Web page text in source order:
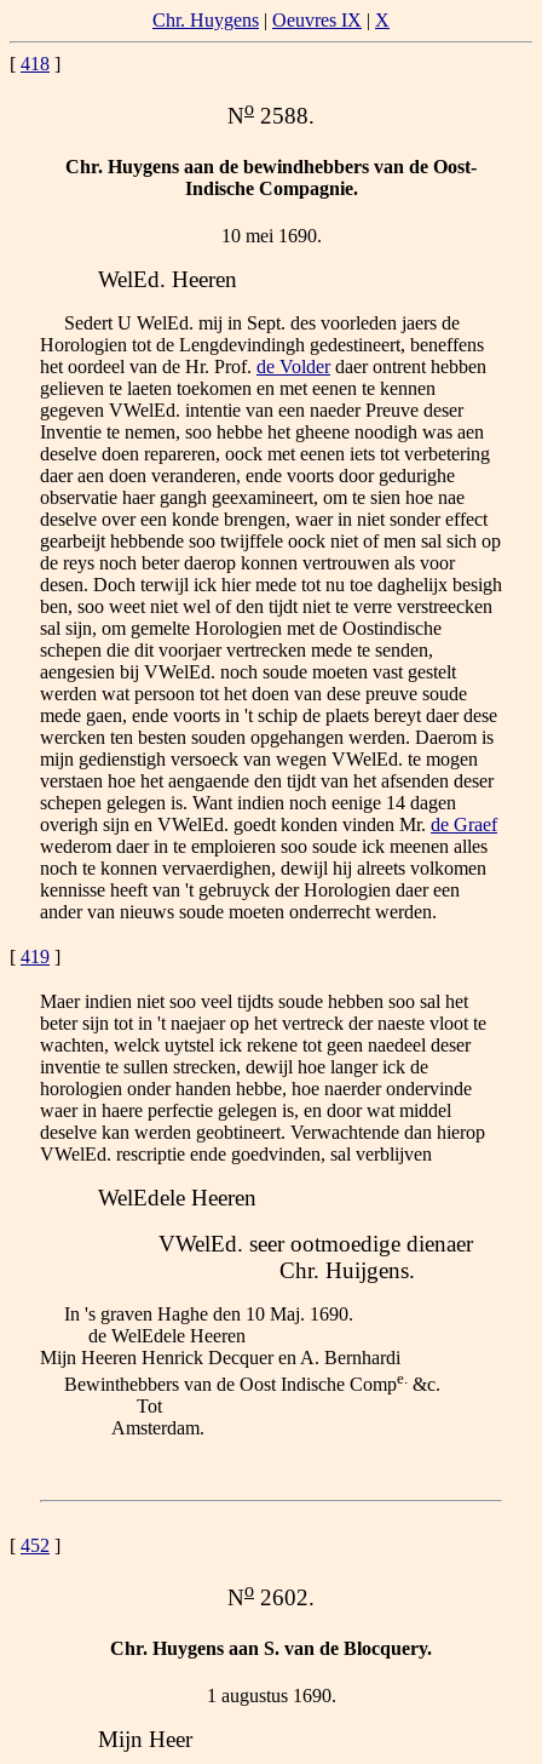
Chr. Huygens | Oeuvres IX | X
[ 418 ]
No 2588.
Chr. Huygens aan de bewindhebbers van de Oost-
Indische Compagnie.
10 mei 1690.
WelEd. Heeren
Sedert U WelEd. mij in Sept. des voorleden jaers de
Horologien tot de Lengdevindingh gedestineert, beneffens
het oordeel van de Hr. Prof. de Volderdaer ontrent hebben
gelieven te laeten toekomen en met eenen te kennen
gegeven VWelEd. intentie van een naeder Preuve deser
Inventie te nemen, soo hebbe het gheene noodigh was aen
deselve doen repareren, oock met eenen iets tot verbetering
daer aen doen veranderen, ende voorts door gedurighe
observatie haer gangh geexamineert, om te sien hoe nae
deselve over een konde brengen, waer in niet sonder effect
gearbeijt hebbende soo twijffele oock niet of men sal sich op
de reys noch beter daerop konnen vertrouwen als voor
desen. Doch terwijl ick hier mede tot nu toe daghelijx besigh
ben, soo weet niet wel of den tijdt niet te verre verstreecken
sal sijn, om gemelte Horologien met de Oostindische
schepen die dit voorjaer vertrecken mede te senden,
aengesien bij VWelEd. noch soude moeten vast gestelt
werden wat persoon tot het doen van dese preuve soude
mede gaen, ende voorts in 't schip de plaets bereyt daer dese
wercken ten besten souden opgehangen werden. Daerom is
mijn gedienstigh versoeck van wegen VWelEd. te mogen
verstaen hoe het aengaende den tijdt van het afsenden deser
schepen gelegen is. Want indien noch eenige 14 dagen
overigh sijn en VWelEd. goedt konden vinden Mr. de Graef
wederom daer in te emploieren soo soude ick meenen alles
noch te konnen vervaerdighen, dewijl hij alreets volkomen
kennisse heeft van 't gebruyck der Horologien daer een
ander van nieuws soude moeten onderrecht werden.
[ 419 ]
Maer indien niet soo veel tijdts soude hebben soo sal het
beter sijn tot in 't naejaer op het vertreck der naeste vloot te
wachten, welck uytstel ick rekene tot geen naedeel deser
inventie te sullen strecken, dewijl hoe langer ick de
horologien onder handen hebbe, hoe naerder ondervinde
waer in haere perfectie gelegen is, en door wat middel
deselve kan werden geobtineert. Verwachtende dan hierop
VWelEd. rescriptie ende goedvinden, sal verblijven
WelEdele Heeren
VWelEd. seer ootmoedige dienaer
Chr. Huijgens.
In 's graven Haghe den 10 Maj. 1690.
de WelEdele Heeren
Mijn Heeren Henrick Decquer en A. Bernhardi
Bewinthebbers van de Oost Indische Compe. &c.
Tot
Amsterdam.
[ 452 ]
No 2602.
Chr. Huygens aan S. van de Blocquery.
1 augustus 1690.
Mijn Heer